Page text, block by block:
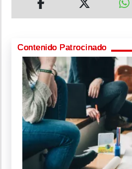
Contenido Patrocinado